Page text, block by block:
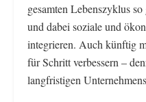
gesamten Lebenszyklus
und dabei soziale und
integrieren. Auch künftig
für Schritt verbessern –
langfristigen